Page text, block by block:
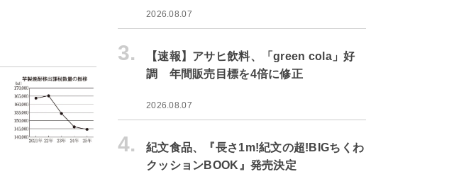
2026.08.07
3.
【速報】アサヒ飲料、「green cola」好
調 年間販売目標を4倍に修正
2026.08.07
4.
紀文食品、『長さ1m!紀文の超!BIGちくわ
クッションBOOK』発売決定